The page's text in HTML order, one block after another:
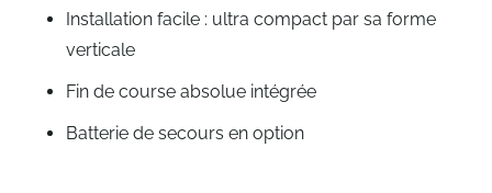
Installation facile : ultra compact par sa forme
verticale
Fin de course absolue intégrée
Batterie de secours en option